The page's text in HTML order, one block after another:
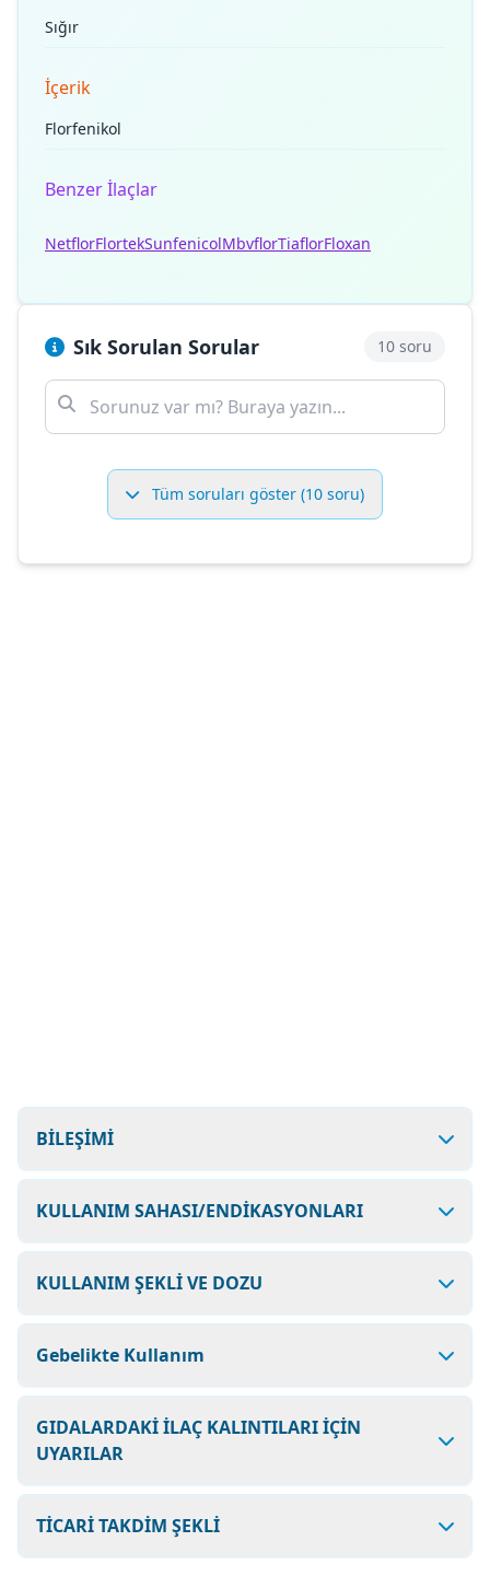
Sığır
İçerik
Florfenikol
Benzer İlaçlar
NetflorFlortekSunfenicolMbvflorTiaflorFloxan
Sık Sorulan Sorular 10 soru
Tüm soruları göster (10 soru)
BİLEŞİMİ
KULLANIM SAHASI/ENDİKASYONLARI
KULLANIM ŞEKLİ VE DOZU
Gebelikte Kullanım
GIDALARDAKİ İLAÇ KALINTILARI İÇİN
UYARILAR
TİCARİ TAKDİM ŞEKLİ